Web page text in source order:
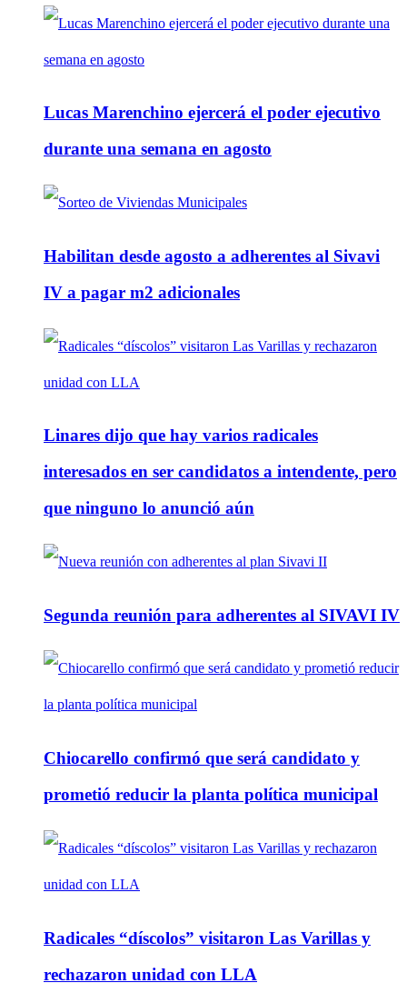
Lucas Marenchino ejercerá el poder ejecutivo
durante una semana en agosto
Habilitan desde agosto a adherentes al Sivavi
IV a pagar m2 adicionales
Linares dijo que hay varios radicales
interesados en ser candidatos a intendente, pero
que ninguno lo anunció aún
Segunda reunión para adherentes al SIVAVI IV
Chiocarello confirmó que será candidato y
prometió reducir la planta política municipal
Radicales “díscolos” visitaron Las Varillas y
rechazaron unidad con LLA